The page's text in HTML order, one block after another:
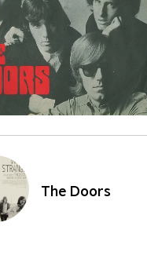
The Doors